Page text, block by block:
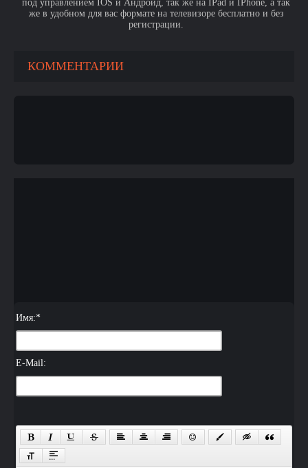
под управлением IOS и Андроид, так же на IPad и IPhone, а так
же в удобном для вас формате на телевизоре бесплатно и без
регистрации.
КОММЕНТАРИИ
Имя:*
E-Mail: